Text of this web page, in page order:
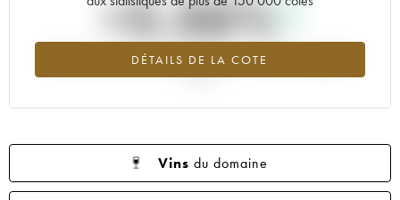
DÉTAILS DE LA COTE
+5.36%
Tendance à la hausse du millésime 2019 en 2026 par rapport à
Vins du domaine